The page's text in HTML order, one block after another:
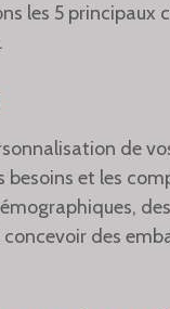
les 5
de
besoins et les
des